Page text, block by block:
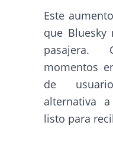
Este
que
pasajera.
momentos
de
alternativa
listo para